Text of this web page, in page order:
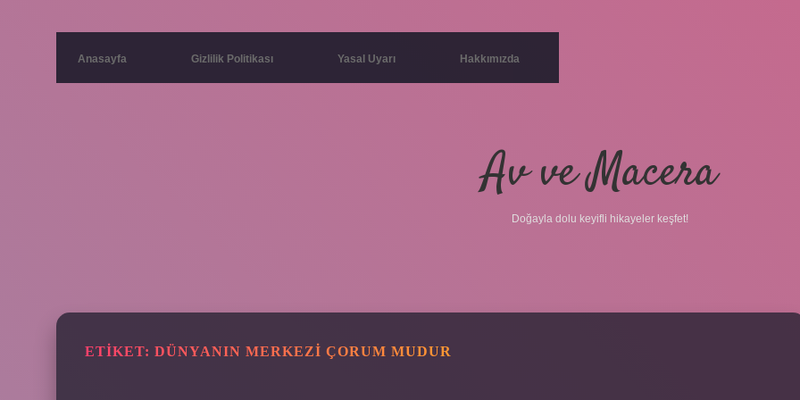
Anasayfa Gizlilik Politikası Yasal Uyarı Hakkımızda
Av ve Macera
Doğayla dolu keyifli hikayeler keşfet!
ETIKET: DÜNYANIN MERKEZI ÇORUM MUDUR